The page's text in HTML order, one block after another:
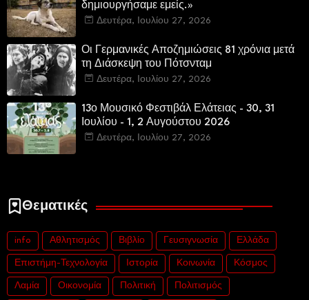
δημιουργήσαμε εμείς.»
Δευτέρα, Ιουλίου 27, 2026
Οι Γερμανικές Αποζημιώσεις 81 χρόνια μετά
τη Διάσκεψη του Πότσνταμ
Δευτέρα, Ιουλίου 27, 2026
13ο Μουσικό Φεστιβάλ Ελάτειας - 30, 31
Ιουλίου - 1, 2 Αυγούστου 2026
Δευτέρα, Ιουλίου 27, 2026
Θεματικές
info Αθλητισμός Βιβλίο Γευσιγνωσία Ελλάδα
Επιστήμη-Τεχνολογία Ιστορία Κοινωνία Κόσμος
Λαμία Οικονομία Πολιτική Πολιτισμός